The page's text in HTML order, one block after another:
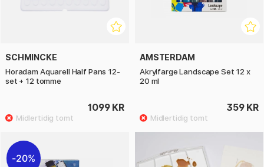
SCHMINCKE
Horadam Aquarell Half Pans 12-
set + 12 tomme
1099 KR
AMSTERDAM
Akrylfarge Landscape Set 12 x
20 ml
359 KR
20%